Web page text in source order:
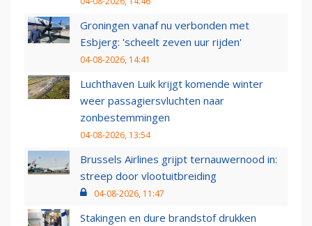
Groningen vanaf nu verbonden met
Esbjerg: 'scheelt zeven uur rijden'
04-08-2026, 14:41
Luchthaven Luik krijgt komende winter
weer passagiersvluchten naar
zonbestemmingen
04-08-2026, 13:54
Brussels Airlines grijpt ternauwernood in:
streep door vlootuitbreiding
04-08-2026, 11:47
Stakingen en dure brandstof drukken